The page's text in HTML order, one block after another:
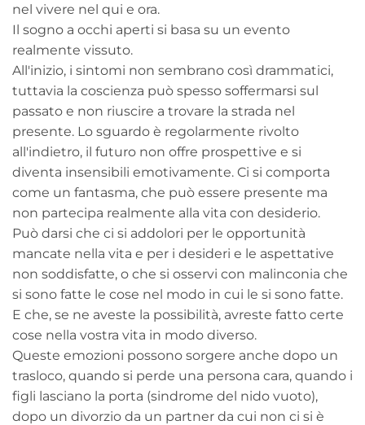
nel vivere nel qui e ora.
Il sogno a occhi aperti si basa su un evento
realmente vissuto.
All'inizio, i sintomi non sembrano così drammatici,
tuttavia la coscienza può spesso soffermarsi sul
passato e non riuscire a trovare la strada nel
presente. Lo sguardo è regolarmente rivolto
all'indietro, il futuro non offre prospettive e si
diventa insensibili emotivamente. Ci si comporta
come un fantasma, che può essere presente ma
non partecipa realmente alla vita con desiderio.
Può darsi che ci si addolori per le opportunità
mancate nella vita e per i desideri e le aspettative
non soddisfatte, o che si osservi con malinconia che
si sono fatte le cose nel modo in cui le si sono fatte.
E che, se ne aveste la possibilità, avreste fatto certe
cose nella vostra vita in modo diverso.
Queste emozioni possono sorgere anche dopo un
trasloco, quando si perde una persona cara, quando i
figli lasciano la porta (sindrome del nido vuoto),
dopo un divorzio da un partner da cui non ci si è